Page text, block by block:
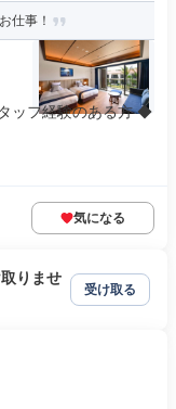
仕事！
ッフ経験のある方 ◆
気になる
りませ
受け取る